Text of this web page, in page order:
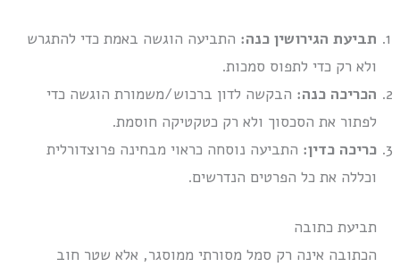
תביעת הגירושין כנה: התביעה הוגשה באמת כדי להתגרש
ולא רק כדי לתפוס סמכות.
הכריכה כנה: הבקשה לדון ברכוש/משמורת הוגשה כדי
לפתור את הסכסוך ולא רק כטקטיקה חוסמת.
כריכה כדין: התביעה נוסחה כראוי מבחינה פרוצדורלית
וכללה את כל הפרטים הנדרשים.
תביעת כתובה
הכתובה אינה רק סמל מסורתי ממוסגר, אלא שטר חוב